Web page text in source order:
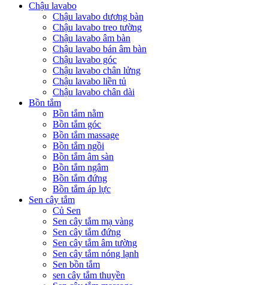
Chậu lavabo
Chậu lavabo dương bàn
Chậu lavabo treo tường
Chậu lavabo âm bàn
Chậu lavabo bán âm bàn
Chậu lavabo góc
Chậu lavabo chân lửng
Chậu lavabo liền tủ
Chậu lavabo chân dài
Bồn tắm
Bồn tắm nằm
Bồn tắm góc
Bồn tắm massage
Bồn tắm ngồi
Bồn tắm âm sàn
Bồn tắm ngâm
Bồn tắm đứng
Bồn tắm áp lực
Sen cây tắm
Củ Sen
Sen cây tắm mạ vàng
Sen cây tắm đứng
Sen cây tắm âm tường
Sen cây tắm nóng lạnh
Sen bồn tắm
sen cây tắm thuyền